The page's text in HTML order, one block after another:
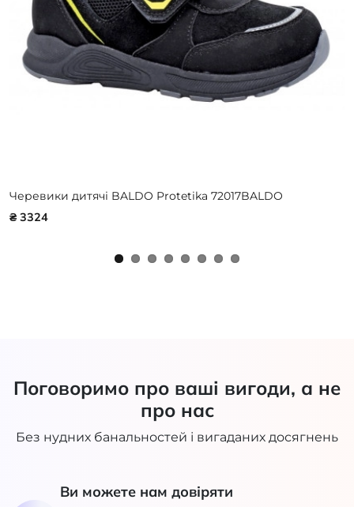
Черевики дитячі BALDO Protetika 72017BALDO
₴ 3324
Поговоримо про ваші вигоди, а не
про нас
Без нудних банальностей і вигаданих досягнень
Ви можете нам довіряти